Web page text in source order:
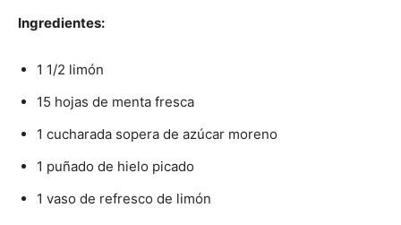
Ingredientes:
1 1/2 limón
15 hojas de menta fresca
1 cucharada sopera de azúcar moreno
1 puñado de hielo picado
1 vaso de refresco de limón